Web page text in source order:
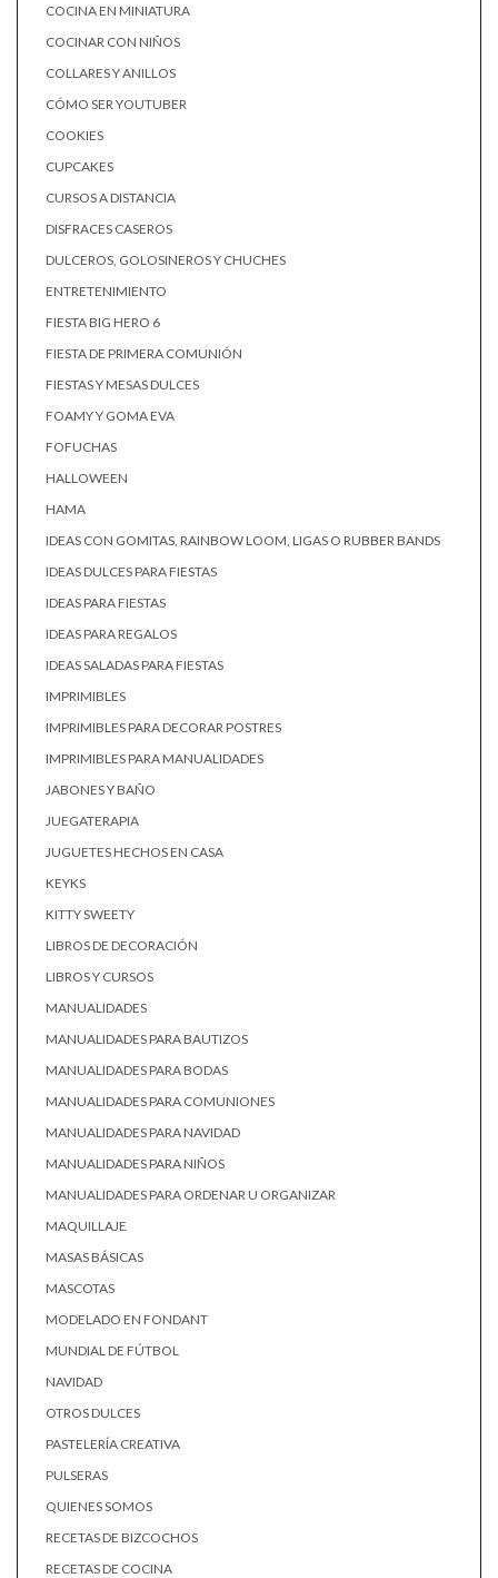
COCINA EN MINIATURA
COCINAR CON NIÑOS
COLLARES Y ANILLOS
CÓMO SER YOUTUBER
COOKIES
CUPCAKES
CURSOS A DISTANCIA
DISFRACES CASEROS
DULCEROS, GOLOSINEROS Y CHUCHES
ENTRETENIMIENTO
FIESTA BIG HERO 6
FIESTA DE PRIMERA COMUNIÓN
FIESTAS Y MESAS DULCES
FOAMY Y GOMA EVA
FOFUCHAS
HALLOWEEN
HAMA
IDEAS CON GOMITAS, RAINBOW LOOM, LIGAS O RUBBER BANDS
IDEAS DULCES PARA FIESTAS
IDEAS PARA FIESTAS
IDEAS PARA REGALOS
IDEAS SALADAS PARA FIESTAS
IMPRIMIBLES
IMPRIMIBLES PARA DECORAR POSTRES
IMPRIMIBLES PARA MANUALIDADES
JABONES Y BAÑO
JUEGATERAPIA
JUGUETES HECHOS EN CASA
KEYKS
KITTY SWEETY
LIBROS DE DECORACIÓN
LIBROS Y CURSOS
MANUALIDADES
MANUALIDADES PARA BAUTIZOS
MANUALIDADES PARA BODAS
MANUALIDADES PARA COMUNIONES
MANUALIDADES PARA NAVIDAD
MANUALIDADES PARA NIÑOS
MANUALIDADES PARA ORDENAR U ORGANIZAR
MAQUILLAJE
MASAS BÁSICAS
MASCOTAS
MODELADO EN FONDANT
MUNDIAL DE FÚTBOL
NAVIDAD
OTROS DULCES
PASTELERÍA CREATIVA
PULSERAS
QUIENES SOMOS
RECETAS DE BIZCOCHOS
RECETAS DE COCINA